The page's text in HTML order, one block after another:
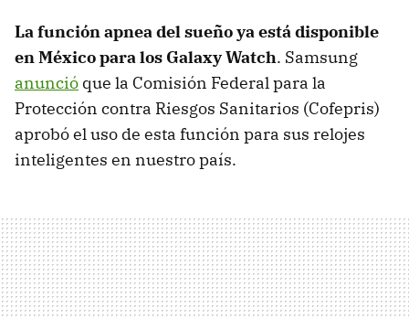
La función apnea del sueño ya está disponible
en México para los Galaxy Watch. Samsung
anunció que la Comisión Federal para la
Protección contra Riesgos Sanitarios (Cofepris)
aprobó el uso de esta función para sus relojes
inteligentes en nuestro país.